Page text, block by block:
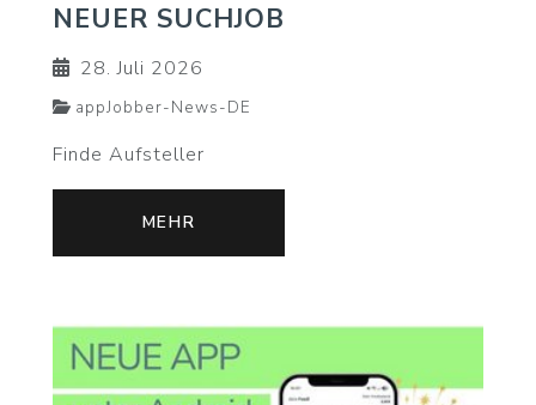
NEUER SUCHJOB
28. Juli 2026
appJobber-News-DE
Finde Aufsteller
MEHR